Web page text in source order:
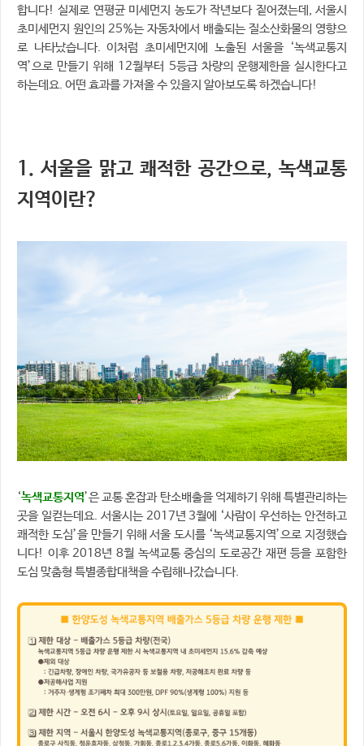
합니다! 실제로 연평균 미세먼지 농도가 작년보다 짙어졌는데, 서울시
초미세먼지 원인의 25%는 자동차에서 배출되는 질소산화물의 영향으
로 나타났습니다. 이처럼 초미세먼지에 노출된 서울을 ‘녹색교통지
역’으로 만들기 위해 12월부터 5등급 차량의 운행제한을 실시한다고
하는데요. 어떤 효과를 가져올 수 있을지 알아보도록 하겠습니다!
1. 서울을 맑고 쾌적한 공간으로, 녹색교통
지역이란?
‘녹색교통지역’은 교통 혼잡과 탄소배출을 억제하기 위해 특별관리하는
곳을 일컫는데요. 서울시는 2017년 3월에 ‘사람이 우선하는 안전하고
쾌적한 도심’을 만들기 위해 서울 도시를 ‘녹색교통지역’으로 지정했습
니다! 이후 2018년 8월 녹색교통 중심의 도로공간 재편 등을 포함한
도심 맞춤형 특별종합대책을 수립해나갔습니다.